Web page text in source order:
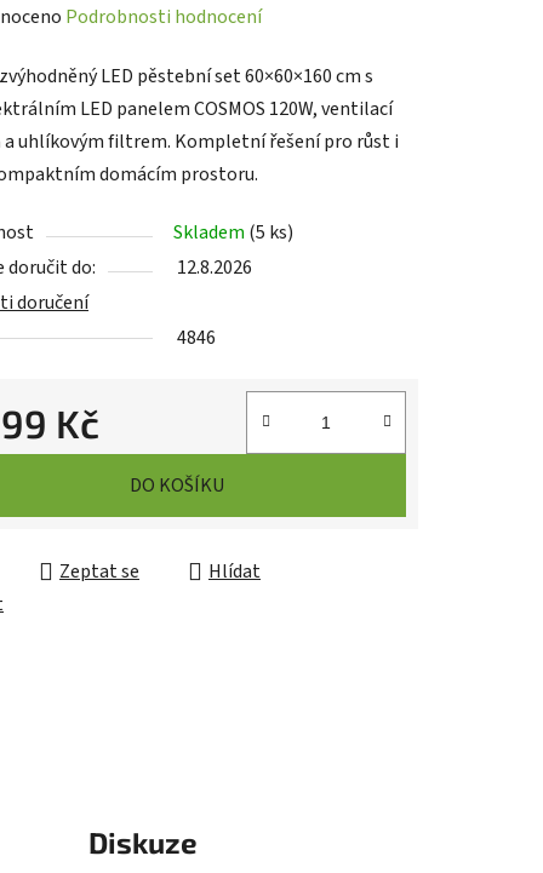
Podrobnosti hodnocení
LED pěstební set 60×60×160 cm s
LED panelem COSMOS 120W, ventilací
a uhlíkovým filtrem. Kompletní řešení pro růst i
domácím prostoru.
Skladem (5 ks)
doručit do:
12.8.2026
doručení
4846
Kč
DO KOŠÍKU
Zeptat se
Hlídat
Diskuze